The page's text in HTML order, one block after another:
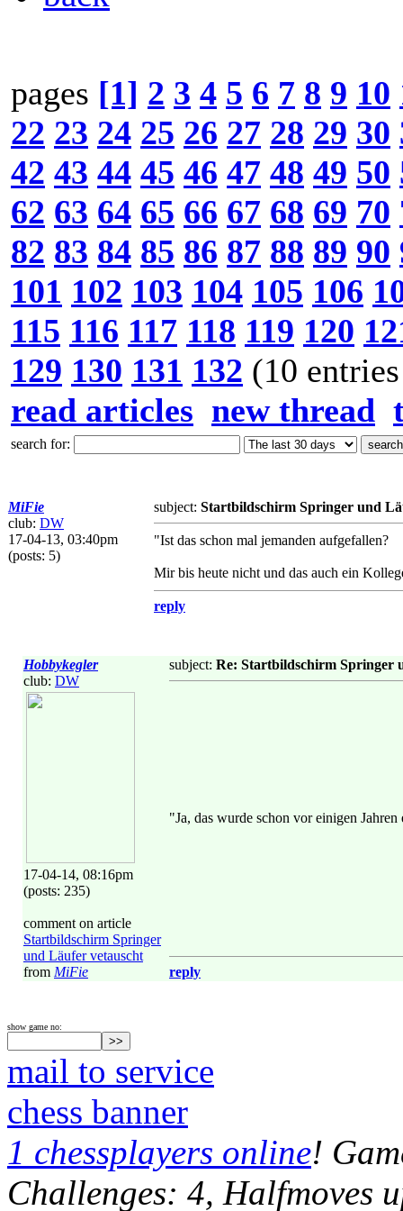
pages [1] 2 3 4 5 6 7 8 9 10
22 23 24 25 26 27 28 29 30
42 43 44 45 46 47 48 49 50
62 63 64 65 66 67 68 69 70
82 83 84 85 86 87 88 89 90
101 102 103 104 105 106
115 116 117 118 119 120
129 130 131 132 (10
read articles new thread
search for:
MiFie
club: DW
17-04-13, 03:40pm
(posts: 5)
subject: Startbildschirm Springer und
"Ist das schon mal jemanden aufgefallen?
Mir bis heute nicht und das auch ein
reply
Hobbykegler
club: DW
17-04-14, 08:16pm
(posts: 235)
comment on article
Startbildschirm Springer
und Läufer vetauscht
from MiFie
subject: Re: Startbildschirm Springer
"Ja, das wurde schon vor einigen
reply
show game no:
mail to service
chess banner
1 chessplayers online!
Challenges: 4, Halfmoves